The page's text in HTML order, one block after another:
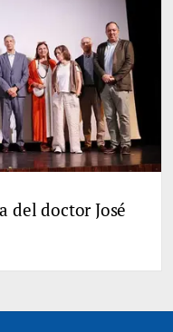
del doctor José